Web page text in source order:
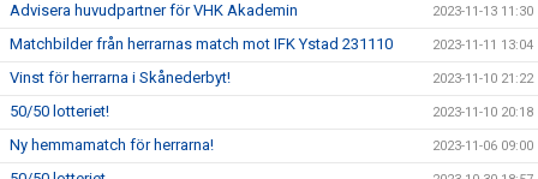
Advisera huvudpartner för VHK Akademin 2023-11-13 11:30
Matchbilder från herrarnas match mot IFK Ystad 231110 2023-11-11 13:04
Vinst för herrarna i Skånederbyt! 2023-11-10 21:22
50/50 lotteriet! 2023-11-10 20:18
Ny hemmamatch för herrarna! 2023-11-06 09:00